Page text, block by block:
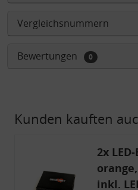
Vergleichsnummern
Bewertungen 0
Kunden kauften
2x
orange,
inkl.